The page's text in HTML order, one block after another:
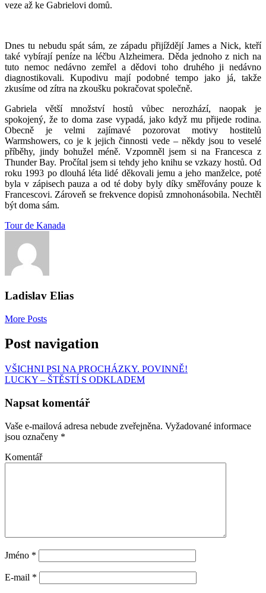
veze až ke Gabrielovi domů.
Dnes tu nebudu spát sám, ze západu přijíždějí James a Nick, kteří
také vybírají peníze na léčbu Alzheimera. Děda jednoho z nich na
tuto nemoc nedávno zemřel a dědovi toho druhého ji nedávno
diagnostikovali. Kupodivu mají podobné tempo jako já, takže
zkusíme od zítra na zkoušku pokračovat společně.
Gabriela větší množství hostů vůbec nerozhází, naopak je
spokojený, že to doma zase vypadá, jako když mu přijede rodina.
Obecně je velmi zajímavé pozorovat motivy hostitelů
Warmshowers, co je k jejich činnosti vede – někdy jsou to veselé
příběhy, jindy bohužel méně. Vzpomněl jsem si na Francesca z
Thunder Bay. Pročítal jsem si tehdy jeho knihu se vzkazy hostů. Od
roku 1993 po dlouhá léta lidé děkovali jemu a jeho manželce, poté
byla v zápisech pauza a od té doby byly díky směřovány pouze k
Francescovi. Zároveň se frekvence dopisů zmnohonásobila. Nechtěl
být doma sám.
Tour de Kanada
Ladislav Elias
More Posts
Post navigation
VŠICHNI PSI NA PROCHÁZKY. POVINNĚ!
LUCKY – ŠTĚSTÍ S ODKLADEM
Napsat komentář
Vaše e-mailová adresa nebude zveřejněna. Vyžadované informace
jsou označeny *
Komentář
Jméno *
E-mail *